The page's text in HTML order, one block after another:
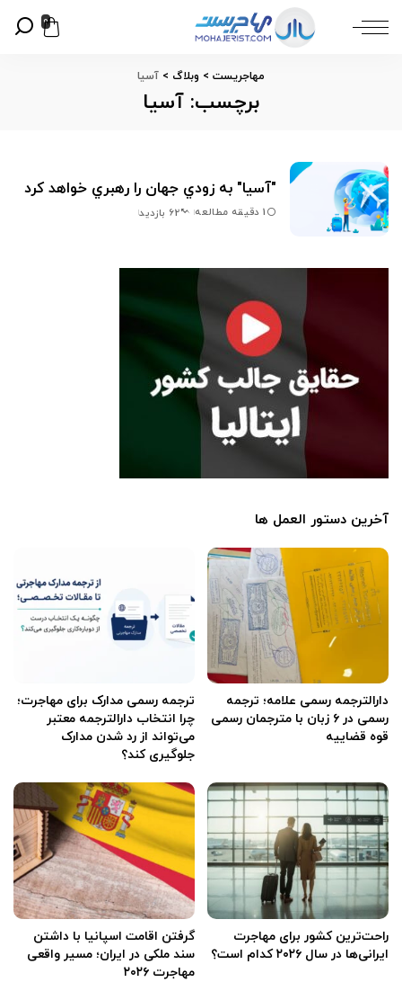
0
مهاجریست > وبلاگ > آسیا
برچسب: آسیا
"آسيا" به زودي جهان را رهبري خواهد کرد
1 دقیقه مطالعه 62 بازدید
آخرین دستور العمل ها
دارالترجمه رسمی علامه؛ ترجمه
رسمی در ۶ زبان با مترجمان رسمی
قوه قضاییه
ترجمه رسمی مدارک برای مهاجرت؛
چرا انتخاب دارالترجمه معتبر
می‌تواند از رد شدن مدارک
جلوگیری کند؟
راحت‌ترین کشور برای مهاجرت
ایرانی‌ها در سال ۲۰۲۶ کدام است؟
گرفتن اقامت اسپانیا با داشتن
سند ملکی در ایران؛ مسیر واقعی
مهاجرت ۲۰۲۶